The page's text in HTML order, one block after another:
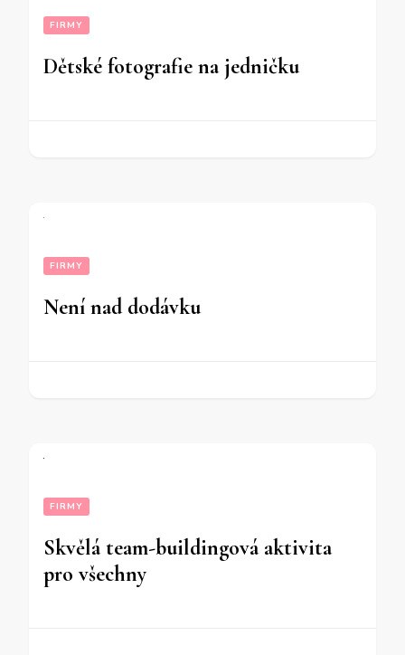
FIRMY
Dětské fotografie na jedničku
FIRMY
Není nad dodávku
FIRMY
Skvělá team-buildingová aktivita
pro všechny